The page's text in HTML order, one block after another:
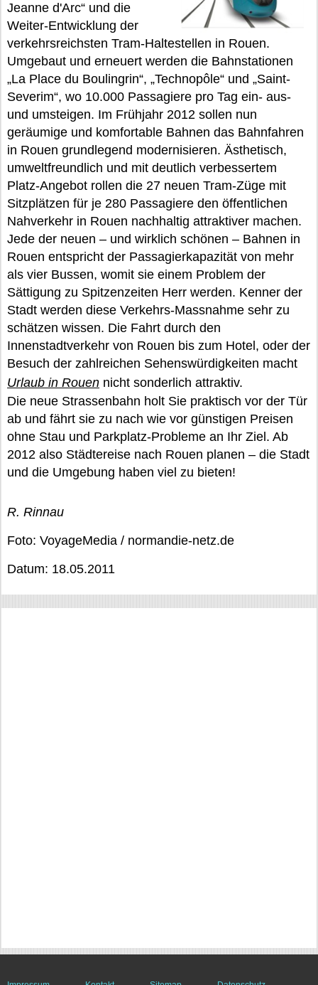
Jeanne d'Arc“ und die
Weiter-Entwicklung der
verkehrsreichsten Tram-Haltestellen in Rouen.
Umgebaut und erneuert werden die Bahnstationen
„La Place du Boulingrin“, „Technopôle“ und „Saint-
Severim“, wo 10.000 Passagiere pro Tag ein- aus-
und umsteigen. Im Frühjahr 2012 sollen nun
geräumige und komfortable Bahnen das Bahnfahren
in Rouen grundlegend modernisieren. Ästhetisch,
umweltfreundlich und mit deutlich verbessertem
Platz-Angebot rollen die 27 neuen Tram-Züge mit
Sitzplätzen für je 280 Passagiere den öffentlichen
Nahverkehr in Rouen nachhaltig attraktiver machen.
Jede der neuen – und wirklich schönen – Bahnen in
Rouen entspricht der Passagierkapazität von mehr
als vier Bussen, womit sie einem Problem der
Sättigung zu Spitzenzeiten Herr werden. Kenner der
Stadt werden diese Verkehrs-Massnahme sehr zu
schätzen wissen. Die Fahrt durch den
Innenstadtverkehr von Rouen bis zum Hotel, oder der
Besuch der zahlreichen Sehenswürdigkeiten macht
Urlaub in Rouen nicht sonderlich attraktiv.
Die neue Strassenbahn holt Sie praktisch vor der Tür
ab und fährt sie zu nach wie vor günstigen Preisen
ohne Stau und Parkplatz-Probleme an Ihr Ziel. Ab
2012 also Städtereise nach Rouen planen – die Stadt
und die Umgebung haben viel zu bieten!
R. Rinnau
Foto: VoyageMedia / normandie-netz.de
Datum: 18.05.2011